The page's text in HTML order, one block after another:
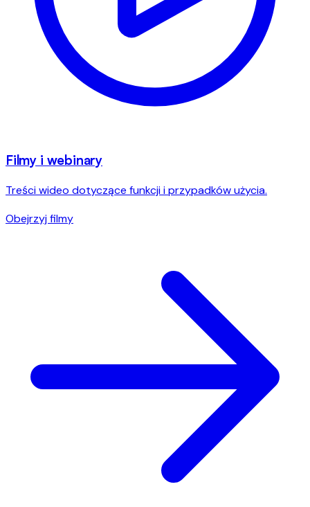
Filmy i webinary
Treści wideo dotyczące funkcji i przypadków użycia.
Obejrzyj filmy